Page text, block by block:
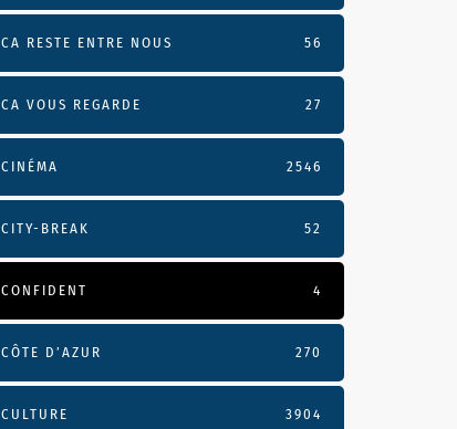
CA RESTE ENTRE NOUS 56
CA VOUS REGARDE 27
CINÉMA 2546
CITY-BREAK 52
CONFIDENT 4
CÔTE D’AZUR 270
CULTURE 3904